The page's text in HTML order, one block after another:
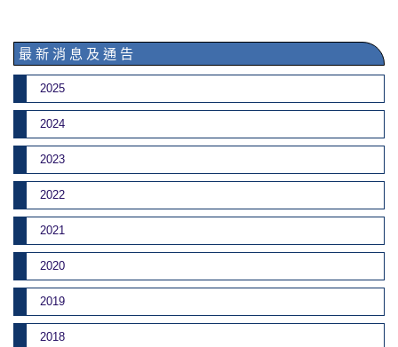
最 新 消 息 及 通 告
2025
2024
2023
2022
2021
2020
2019
2018